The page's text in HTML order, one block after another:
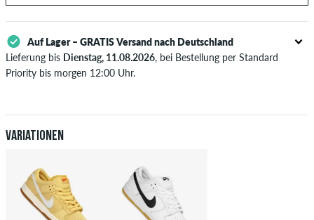
Auf Lager – GRATIS Versand nach Deutschland
Lieferung bis Dienstag, 11.08.2026, bei Bestellung per Standard
Priority bis morgen 12:00 Uhr.
Variationen